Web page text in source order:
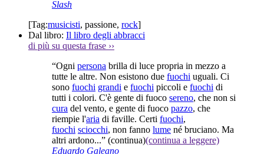
Slash
[Tag:musicisti, passione, rock]
Dal libro: Il libro degli abbracci
di più su questa frase ››
“Ogni persona brilla di luce propria in mezzo a
tutte le altre. Non esistono due fuochi uguali. Ci
sono fuochi grandi e fuochi piccoli e fuochi di
tutti i colori. C'è gente di fuoco sereno, che non si
cura del vento, e gente di fuoco pazzo, che
riempie l'aria di faville. Certi fuochi,
fuochi sciocchi, non fanno lume né bruciano. Ma
altri ardono...” (continua)(continua a leggere)
Eduardo Galeano